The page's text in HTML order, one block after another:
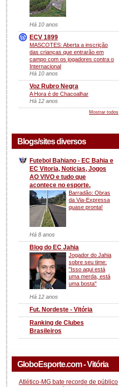
Há 10 anos
ECV 1899
MASCOTES: Aberta a inscrição
das crianças que entrarão em
campo com os jogadores contra o
Internacional
Há 10 anos
Voz Rubro Negra
A Hora é de Chacoalhar
Há 12 anos
Mostrar todos
Blogs/sites diversos
Futebol Bahiano - EC Bahia e
EC Vitoria, Noticias, Jogos
AO VIVO e tudo que
acontece no esporte.
Barradão: Obras
da Via-Expressa
quase pronta!
Há 8 anos
Blog do EC Jahia
Jogador do Jahia
sobre seu time:
"Isso aqui está
uma merda, está
uma bosta"
Há 12 anos
Fut. Nordeste - Vitória
Ranking de Clubes
Brasileiros
GloboEsporte.com - Vitória
Atlético-MG bate recorde de público